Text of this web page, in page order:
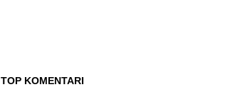
TOP KOMENTARI